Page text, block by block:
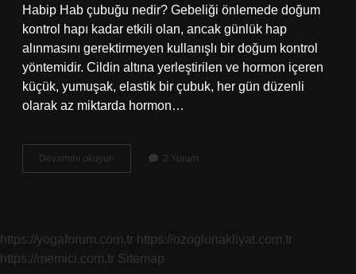
Habip Hab çubuğu nedir? Gebeliği önlemede doğum
kontrol hapı kadar etkili olan, ancak günlük hap
alınmasını gerektirmeyen kullanışlı bir doğum kontrol
yöntemidir. Cildin altına yerleştirilen ve hormon içeren
küçük, yumuşak, elastik bir çubuk, her gün düzenli
olarak az miktarda hormon…
Devamını okuyun
Anlamı
2 Yorum
https://yogaforum.com.tr https://ozoglunakliyat.com.tr
https://memici.com.tr Sitemap